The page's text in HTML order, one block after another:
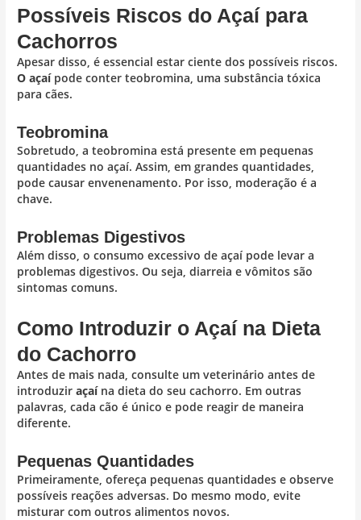
Possíveis Riscos do Açaí para
Cachorros
Apesar disso, é essencial estar ciente dos possíveis riscos.
O açaípode conter teobromina, uma substância tóxica
para cães.
Teobromina
Sobretudo, a teobromina está presente em pequenas
quantidades no açaí. Assim, em grandes quantidades,
pode causar envenenamento. Por isso, moderação é a
chave.
Problemas Digestivos
Além disso, o consumo excessivo de açaí pode levar a
problemas digestivos. Ou seja, diarreia e vômitos são
sintomas comuns.
Como Introduzir o Açaí na Dieta
do Cachorro
Antes de mais nada, consulte um veterinário antes de
introduziraçaína dieta do seu cachorro. Em outras
palavras, cada cão é único e pode reagir de maneira
diferente.
Pequenas Quantidades
Primeiramente, ofereça pequenas quantidades e observe
possíveis reações adversas. Do mesmo modo, evite
misturar com outros alimentos novos.